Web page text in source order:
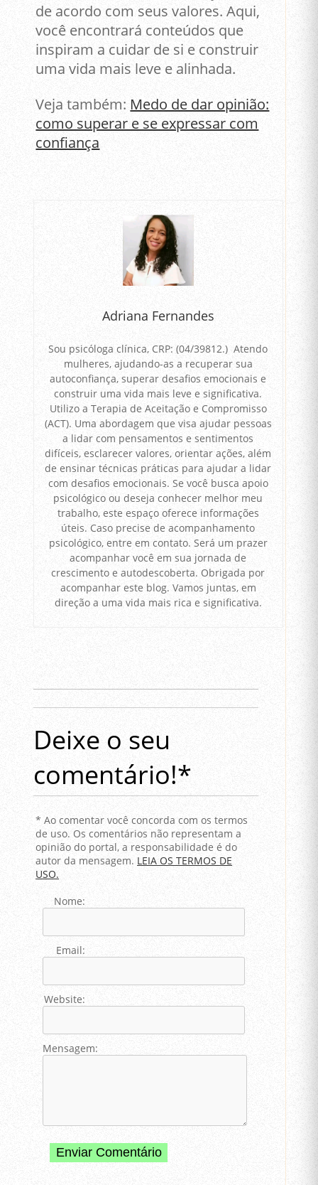
de acordo com seus valores. Aqui,
você encontrará conteúdos que
inspiram a cuidar de si e construir
uma vida mais leve e alinhada.
Veja também: Medo de dar opinião:
como superar e se expressar com
confiança
Adriana Fernandes
Sou psicóloga clínica, CRP: (04/39812.) Atendo
mulheres, ajudando-as a recuperar sua
autoconfiança, superar desafios emocionais e
construir uma vida mais leve e significativa.
Utilizo a Terapia de Aceitação e Compromisso
(ACT). Uma abordagem que visa ajudar pessoas
a lidar com pensamentos e sentimentos
difíceis, esclarecer valores, orientar ações, além
de ensinar técnicas práticas para ajudar a lidar
com desafios emocionais. Se você busca apoio
psicológico ou deseja conhecer melhor meu
trabalho, este espaço oferece informações
úteis. Caso precise de acompanhamento
psicológico, entre em contato. Será um prazer
acompanhar você em sua jornada de
crescimento e autodescoberta. Obrigada por
acompanhar este blog. Vamos juntas, em
direção a uma vida mais rica e significativa.
Deixe o seu
comentário!*
* Ao comentar você concorda com os termos
de uso. Os comentários não representam a
opinião do portal, a responsabilidade é do
autor da mensagem. LEIA OS TERMOS DE
USO.
Nome:
Email:
Website:
Mensagem: